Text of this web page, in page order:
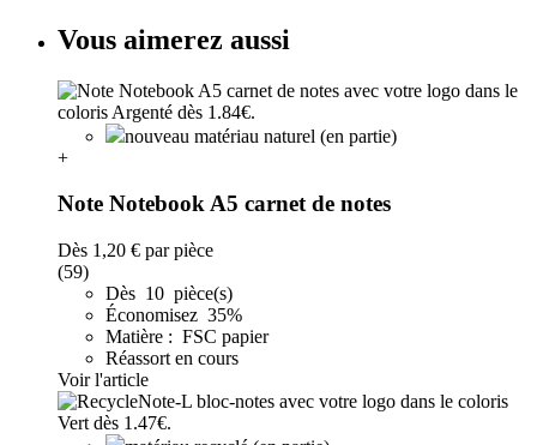
Vous aimerez aussi
nouveau matériau naturel (en partie)
+
Note Notebook A5 carnet de notes
Dès 1,20 € par pièce
(59)
Dès 10 pièce(s)
Économisez 35%
Matière : FSC papier
Réassort en cours
Voir l'article